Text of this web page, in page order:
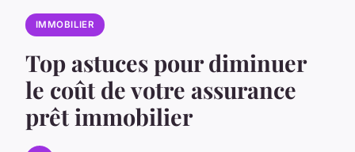
IMMOBILIER
Top astuces pour diminuer
le coût de votre assurance
prêt immobilier